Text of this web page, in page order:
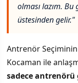
olması lazım.
üstesinden gelir."
Antrenör
Kocaman ile
sadece antrenörü